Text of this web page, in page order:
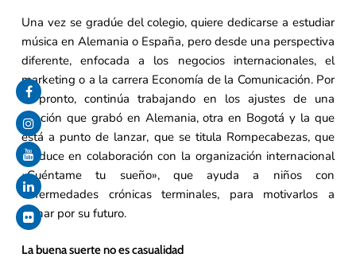
Una vez se gradúe del colegio, quiere dedicarse a estudiar
música en Alemania o España, pero desde una perspectiva
diferente, enfocada a los negocios internacionales, el
marketing o a la carrera Economía de la Comunicación. Por
lo pronto, continúa trabajando en los ajustes de una
canción que grabó en Alemania, otra en Bogotá y la que
está a punto de lanzar, que se titula Rompecabezas, que
produce en colaboración con la organización internacional
«Cuéntame tu sueño», que ayuda a niños con
enfermedades crónicas terminales, para motivarlos a
luchar por su futuro.
La buena suerte no es casualidad